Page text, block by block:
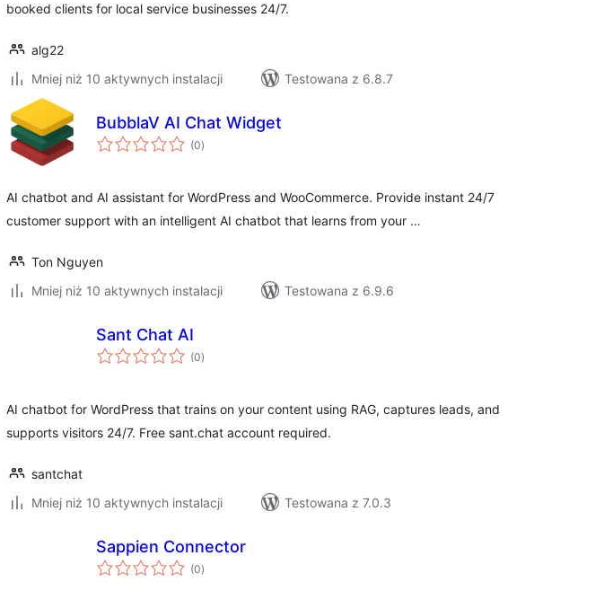
booked clients for local service businesses 24/7.
alg22
Mniej niż 10 aktywnych instalacji
Testowana z 6.8.7
BubblaV AI Chat Widget
(0wszystkich
ocen
)
AI chatbot and AI assistant for WordPress and WooCommerce. Provide instant 24/7
customer support with an intelligent AI chatbot that learns from your …
Ton Nguyen
Mniej niż 10 aktywnych instalacji
Testowana z 6.9.6
Sant Chat AI
(0wszystkich
ocen
)
AI chatbot for WordPress that trains on your content using RAG, captures leads, and
supports visitors 24/7. Free sant.chat account required.
santchat
Mniej niż 10 aktywnych instalacji
Testowana z 7.0.3
Sappien Connector
(0wszystkich
ocen
)